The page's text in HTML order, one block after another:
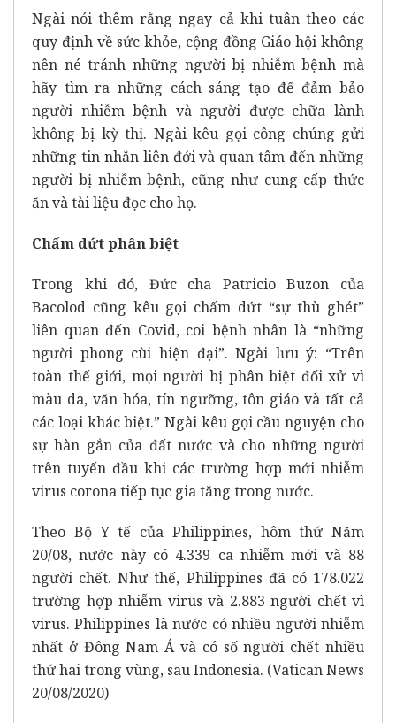
Ngài nói thêm rằng ngay cả khi tuân theo các
quy định về sức khỏe, cộng đồng Giáo hội không
nên né tránh những người bị nhiễm bệnh mà
hãy tìm ra những cách sáng tạo để đảm bảo
người nhiễm bệnh và người được chữa lành
không bị kỳ thị. Ngài kêu gọi công chúng gửi
những tin nhắn liên đới và quan tâm đến những
người bị nhiễm bệnh, cũng như cung cấp thức
ăn và tài liệu đọc cho họ.
Chấm dứt phân biệt
Trong khi đó, Đức cha Patricio Buzon của
Bacolod cũng kêu gọi chấm dứt “sự thù ghét”
liên quan đến Covid, coi bệnh nhân là “những
người phong cùi hiện đại”. Ngài lưu ý: “Trên
toàn thế giới, mọi người bị phân biệt đối xử vì
màu da, văn hóa, tín ngưỡng, tôn giáo và tất cả
các loại khác biệt.” Ngài kêu gọi cầu nguyện cho
sự hàn gắn của đất nước và cho những người
trên tuyến đầu khi các trường hợp mới nhiễm
virus corona tiếp tục gia tăng trong nước.
Theo Bộ Y tế của Philippines, hôm thứ Năm
20/08, nước này có 4.339 ca nhiễm mới và 88
người chết. Như thế, Philippines đã có 178.022
trường hợp nhiễm virus và 2.883 người chết vì
virus. Philippines là nước có nhiều người nhiễm
nhất ở Đông Nam Á và có số người chết nhiều
thứ hai trong vùng, sau Indonesia. (Vatican News
20/08/2020)